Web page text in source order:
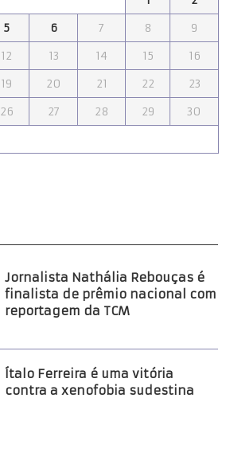
5 6 7 8
9
12 13 14 15
16
19 20 21 22
23
26 27 28 29
30
Jornalista Nathália Rebouças é
finalista de prêmio nacional com
reportagem da TCM
Ítalo Ferreira é uma vitória
contra a xenofobia sudestina